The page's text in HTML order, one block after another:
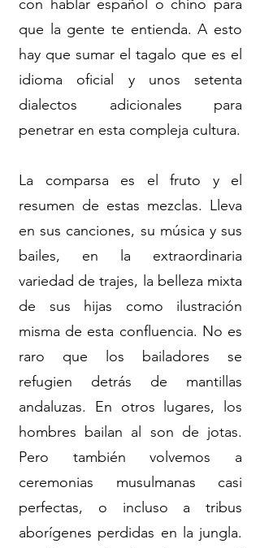
con hablar español o chino para
que la gente te entienda. A esto
hay que sumar el tagalo que es el
idioma oficial y unos setenta
dialectos adicionales para
penetrar en esta compleja cultura.
La comparsa es el fruto y el
resumen de estas mezclas. Lleva
en sus canciones, su música y sus
bailes, en la extraordinaria
variedad de trajes, la belleza mixta
de sus hijas como ilustración
misma de esta confluencia. No es
raro que los bailadores se
refugien detrás de mantillas
andaluzas. En otros lugares, los
hombres bailan al son de jotas.
Pero también volvemos a
ceremonias musulmanas casi
perfectas, o incluso a tribus
aborígenes perdidas en la jungla.